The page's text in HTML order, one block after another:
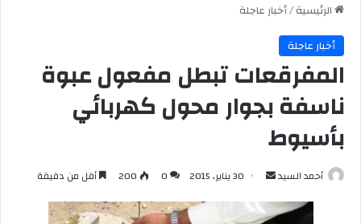
الرئيسية/أخبار عاجلة
أخبار عاجلة
المفرقعات تبطل مفعول عبوة
ناسفة بجوار محول كهربائي
بأسيوط
أحمد السيد
أرسل
إلكترونيا
30 يناير، 2015 0
200 أقل من دقيقة